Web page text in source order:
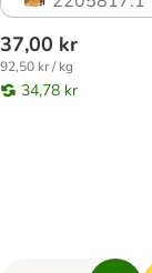
37,00 kr
92,50 kr / kg
34,78 kr